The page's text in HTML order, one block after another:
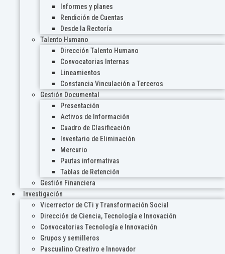
Informes y planes
Rendición de Cuentas
Desde la Rectoría
Talento Humano
Dirección Talento Humano
Convocatorias Internas
Lineamientos
Constancia Vinculación a Terceros
Gestión Documental
Presentación
Activos de Información
Cuadro de Clasificación
Inventario de Eliminación
Mercurio
Pautas informativas
Tablas de Retención
Gestión Financiera
Investigación
Vicerrector de CTi y Transformación Social
Dirección de Ciencia, Tecnología e Innovación
Convocatorias Tecnología e Innovación
Grupos y semilleros
Pascualino Creativo e Innovador